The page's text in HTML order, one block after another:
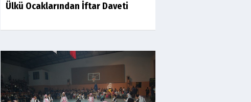
Ülkü Ocaklarından İftar Daveti